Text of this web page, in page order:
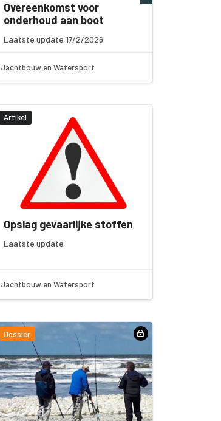
Overeenkomst voor
onderhoud aan boot
Laatste update 17/2/2026
Jachtbouw en Watersport
Artikel
Opslag gevaarlijke stoffen
Laatste update
Jachtbouw en Watersport
Dossier